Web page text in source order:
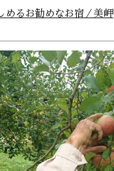
めるお勧めなお宿／美岬